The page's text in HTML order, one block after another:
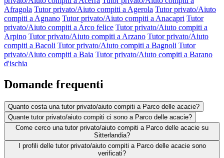
Afragola Tutor privato/Aiuto compiti a Agerola Tutor privato/Aiuto
compiti a Agnano Tutor privato/Aiuto compiti a Anacapri Tutor
privato/Aiuto compiti a Arco felice Tutor privato/Aiuto compiti a
Arpino Tutor privato/Aiuto compiti a Arzano Tutor privato/Aiuto
compiti a Bacoli Tutor privato/Aiuto compiti a Bagnoli Tutor
privato/Aiuto compiti a Baia Tutor privato/Aiuto compiti a Barano
d'ischia
Domande frequenti
Quanto costa una tutor privato/aiuto compiti a Parco delle acacie?
Quante tutor privato/aiuto compiti ci sono a Parco delle acacie?
Come cerco una tutor privato/aiuto compiti a Parco delle acacie su
Sitterlandia?
I profili delle tutor privato/aiuto compiti a Parco delle acacie sono
verificati?